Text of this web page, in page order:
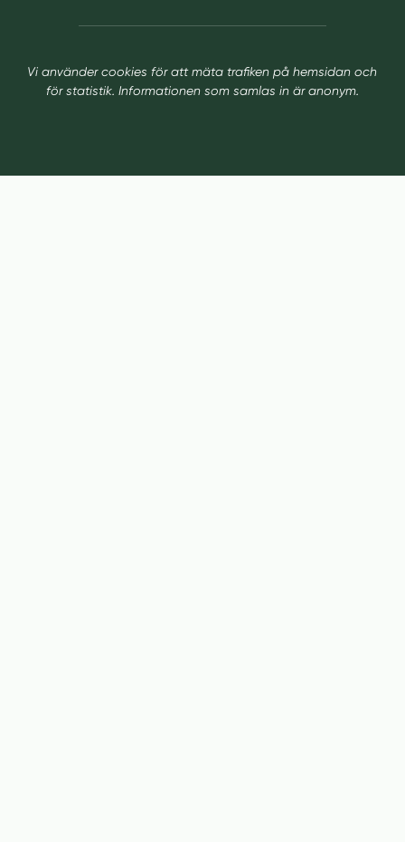
Vi använder cookies för att mäta trafiken på hemsidan och
för statistik. Informationen som samlas in är anonym.